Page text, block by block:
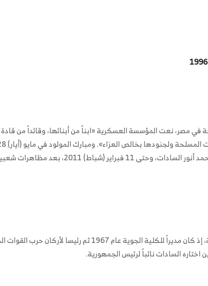
في مصر، نعت المؤسسة العسكرية «ابناً من أبنائها، وقائداً من
تولى رئاسة مصر عام 1981 خلفاً للرئيس الراحل محمد أنور السادات، وحتى 11 فبراير (شباط) 2011، بعد
وقبل الرئاسة تدرج مبارك في المناصب العسكرية، إذ كان مديراً للكلية الجوية عام 1967 ثم رئيسا